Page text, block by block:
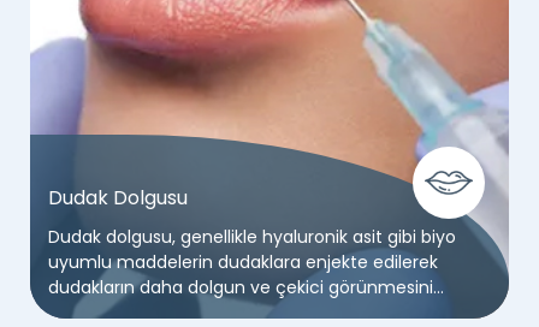
Dudak Dolgusu
Dudak dolgusu, genellikle hyaluronik asit gibi biyo
uyumlu maddelerin dudaklara enjekte edilerek
dudakların daha dolgun ve çekici görünmesini
sağlayan bir estetik işlemdir. Dolgu maddeleri,